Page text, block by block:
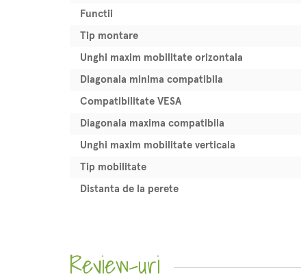
Functii
Tip montare
Unghi maxim mobilitate orizontala
Diagonala minima compatibila
Compatibilitate VESA
Diagonala maxima compatibila
Unghi maxim mobilitate verticala
Tip mobilitate
Distanta de la perete
Review-uri